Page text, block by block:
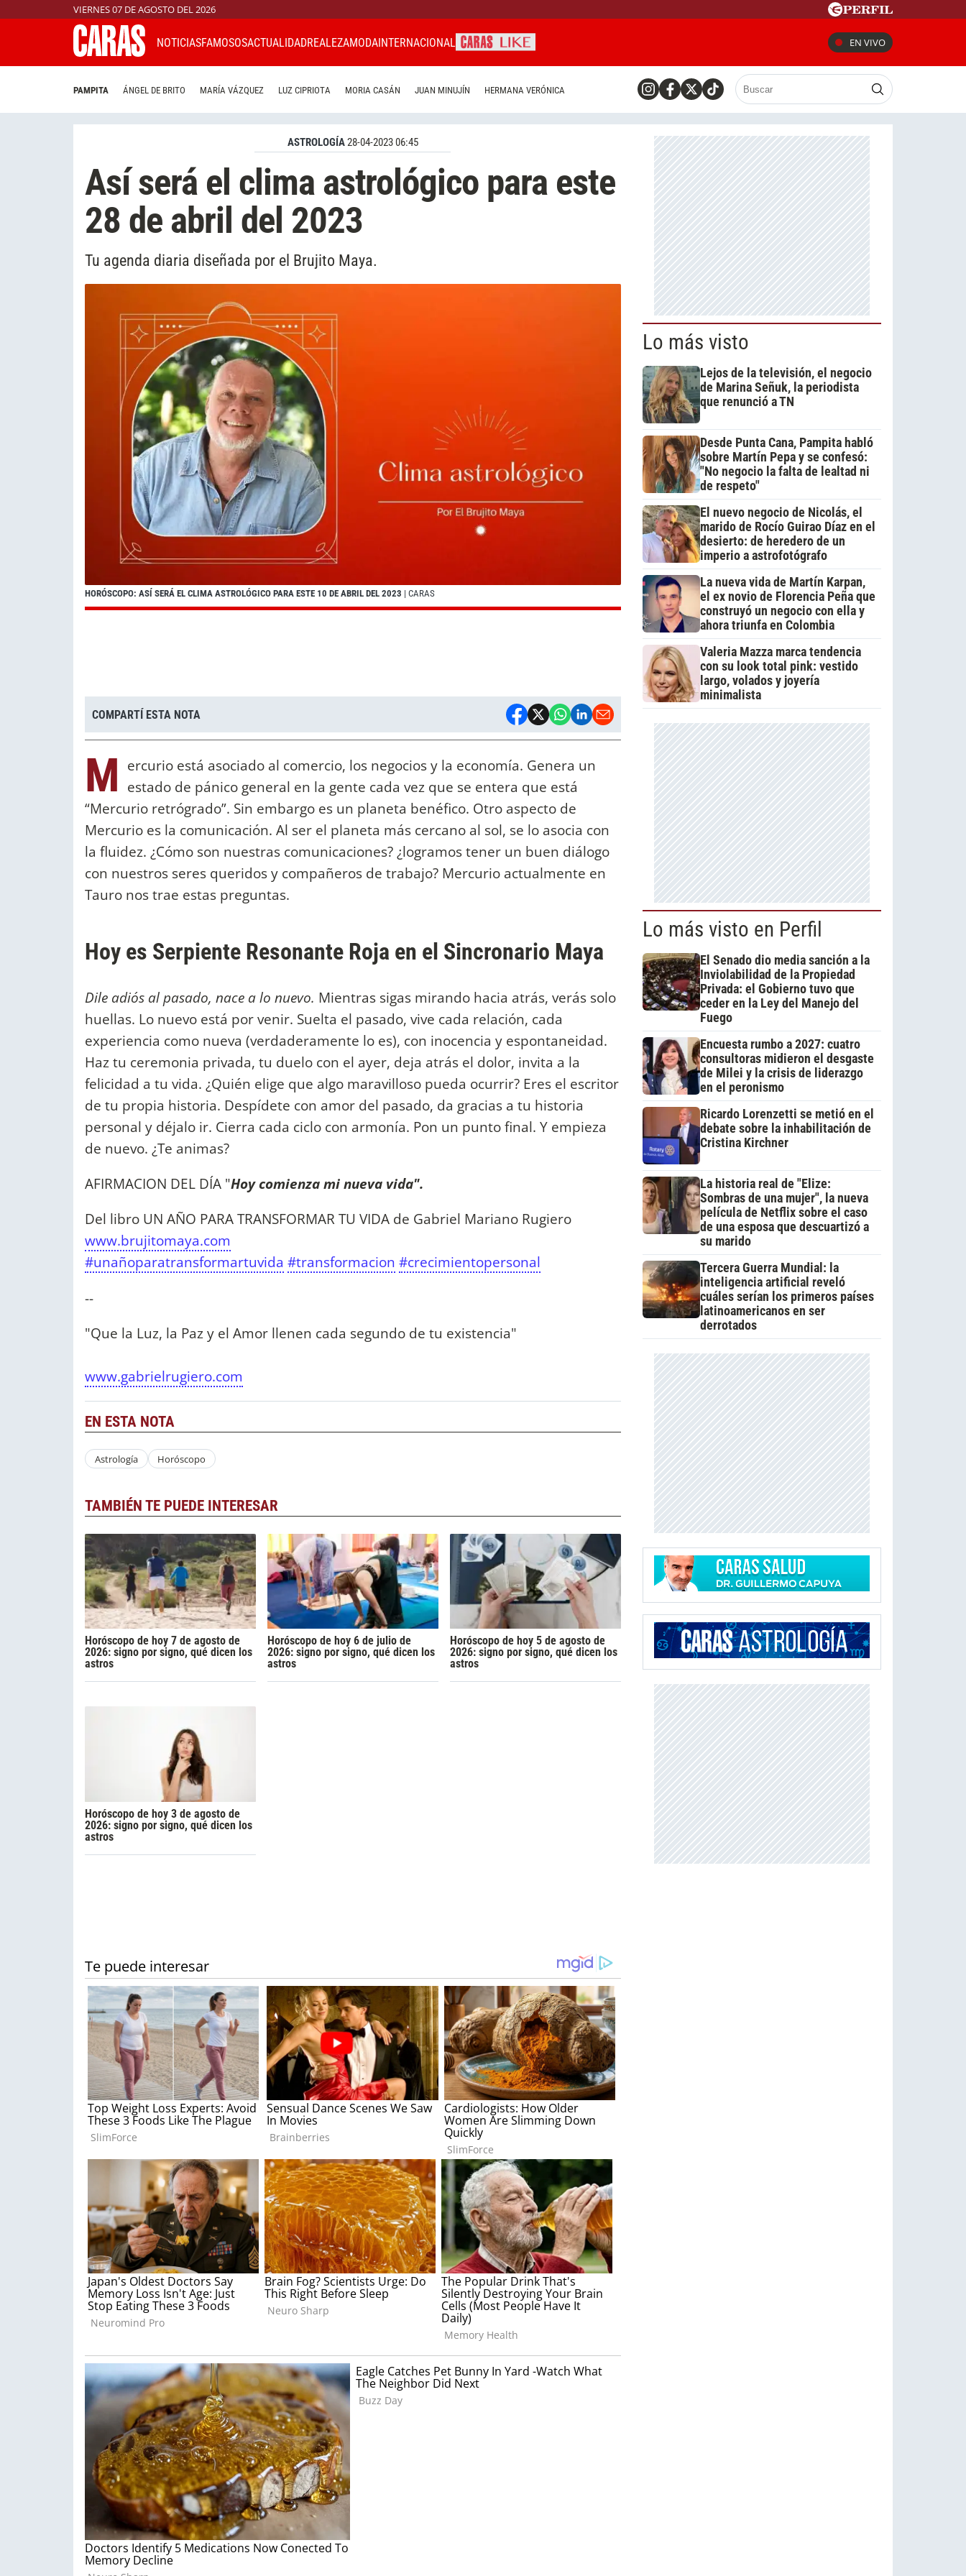
VIERNES 07 DE AGOSTO DEL 2026
NOTICIASFAMOSOSACTUALIDADREALEZAMODAINTERNACIONAL EN VIVO
PAMPITA ÁNGEL DE BRITO MARÍA VÁZQUEZ LUZ CIPRIOTA MORIA CASÁN JUAN MINUJÍN HERMANA VERÓNICA
ASTROLOGÍA28-04-2023 06:45
Así será el clima astrológico para este
28 de abril del 2023
Tu agenda diaria diseñada por el Brujito Maya.
HORÓSCOPO: ASÍ SERÁ EL CLIMA ASTROLÓGICO PARA ESTE 10 DE ABRIL DEL 2023 | CARAS
COMPARTÍ ESTA NOTA
M ercurio está asociado al comercio, los negocios y la economía. Genera un
estado de pánico general en la gente cada vez que se entera que está
“Mercurio retrógrado”. Sin embargo es un planeta benéfico. Otro aspecto de
Mercurio es la comunicación. Al ser el planeta más cercano al sol, se lo asocia con
la fluidez. ¿Cómo son nuestras comunicaciones? ¿logramos tener un buen diálogo
con nuestros seres queridos y compañeros de trabajo? Mercurio actualmente en
Tauro nos trae estas preguntas.
Hoy es Serpiente Resonante Roja en el Sincronario Maya
Dile adiós al pasado, nace a lo nuevo. Mientras sigas mirando hacia atrás, verás solo
huellas. Lo nuevo está por venir. Suelta el pasado, vive cada relación, cada
experiencia como nueva (verdaderamente lo es), con inocencia y espontaneidad.
Haz tu ceremonia privada, tu duelo con el ayer, deja atrás el dolor, invita a la
felicidad a tu vida. ¿Quién elige que algo maravilloso pueda ocurrir? Eres el escritor
de tu propia historia. Despídete con amor del pasado, da gracias a tu historia
personal y déjalo ir. Cierra cada ciclo con armonía. Pon un punto final. Y empieza
de nuevo. ¿Te animas?
AFIRMACION DEL DÍA "Hoy comienza mi nueva vida".
Del libro UN AÑO PARA TRANSFORMAR TU VIDA de Gabriel Mariano Rugiero
www.brujitomaya.com
#unañoparatransformartuvida #transformacion #crecimientopersonal
--
"Que la Luz, la Paz y el Amor llenen cada segundo de tu existencia"
www.gabrielrugiero.com
EN ESTA NOTA
Astrología Horóscopo
TAMBIÉN TE PUEDE INTERESAR
Horóscopo de hoy 7 de agosto de
2026: signo por signo, qué dicen los
astros
Horóscopo de hoy 6 de julio de
2026: signo por signo, qué dicen los
astros
Horóscopo de hoy 5 de agosto de
2026: signo por signo, qué dicen los
astros
Horóscopo de hoy 3 de agosto de
2026: signo por signo, qué dicen los
astros
Lo más visto
Lejos de la televisión, el negocio
de Marina Señuk, la periodista
que renunció a TN
Desde Punta Cana, Pampita habló
sobre Martín Pepa y se confesó:
"No negocio la falta de lealtad ni
de respeto"
El nuevo negocio de Nicolás, el
marido de Rocío Guirao Díaz en el
desierto: de heredero de un
imperio a astrofotógrafo
La nueva vida de Martín Karpan,
el ex novio de Florencia Peña que
construyó un negocio con ella y
ahora triunfa en Colombia
Valeria Mazza marca tendencia
con su look total pink: vestido
largo, volados y joyería
minimalista
Lo más visto en Perfil
El Senado dio media sanción a la
Inviolabilidad de la Propiedad
Privada: el Gobierno tuvo que
ceder en la Ley del Manejo del
Fuego
Encuesta rumbo a 2027: cuatro
consultoras midieron el desgaste
de Milei y la crisis de liderazgo
en el peronismo
Ricardo Lorenzetti se metió en el
debate sobre la inhabilitación de
Cristina Kirchner
La historia real de "Elize:
Sombras de una mujer", la nueva
película de Netflix sobre el caso
de una esposa que descuartizó a
su marido
Tercera Guerra Mundial: la
inteligencia artificial reveló
cuáles serían los primeros países
latinoamericanos en ser
derrotados